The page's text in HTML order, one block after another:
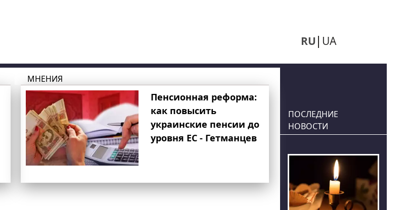
RU UA
МНЕНИЯ
Пенсионная реформа:
как повысить
украинские пенсии до
уровня ЕС - Гетманцев
ПОСЛЕДНИЕ
НОВОСТИ